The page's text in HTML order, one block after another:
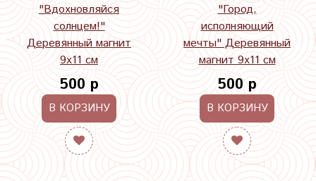
"Вдохновляйся
солнцем!"
Деревянный магнит
9х11 см
500 р
В КОРЗИНУ
"Город,
исполняющий
мечты" Деревянный
магнит 9х11 см
500 р
В КОРЗИНУ